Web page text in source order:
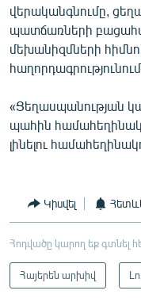
վերականգնումը,
պատճառների
մեխանիզմների
«Ցեղասպանության
պահին
լինելու
Կիսվել
Հոդվածը կարող եք գտնել
Հայերեն արխիվ